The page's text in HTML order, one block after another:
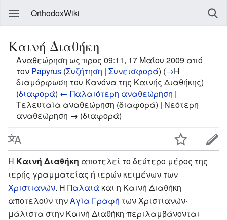
OrthodoxWiki
Καινή Διαθήκη
Αναθεώρηση ως προς 09:11, 17 Μαΐου 2009 από
τον Papyrus (Συζήτηση | Συνεισφορά) (→Η
διαμόρφωση του Κανόνα της Καινής Διαθήκης)
(διαφορά) ← Παλαιότερη αναθεώρηση |
Τελευταία αναθεώρηση (διαφορά) | Νεότερη
αναθεώρηση → (διαφορά)
Η Καινή Διαθήκη αποτελεί το δεύτερο μέρος της
ιερής γραμματείας ή ιερών κειμένων των
Χριστιανών. Η Παλαιά και η Καινή Διαθήκη
αποτελούν τηνΑγία Γραφή των Χριστιανών·
μάλιστα στην Καινή Διαθήκη περιλαμβάνονται